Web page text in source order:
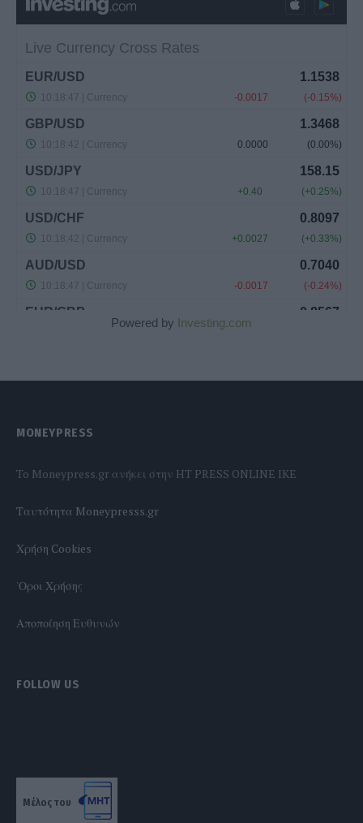
Powered by Investing.com
MONEYPRESS
To Moneypress.gr ανήκει στην HT PRESS ONLINE IKE
Tαυτότητα Moneypresss.gr
Χρήση Cookies
'Οροι Χρήσης
Αποποίηση Ευθυνών
FOLLOW US
Μέλος του